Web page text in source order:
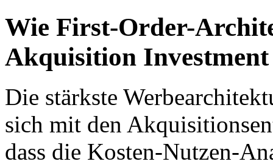
Wie First-Order-
Akquisition Investment
Die stärkste
sich mit den
dass die Kosten-Nutzen-